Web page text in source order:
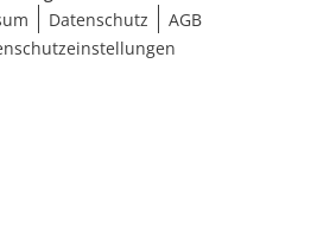
Datenschutz
AGB